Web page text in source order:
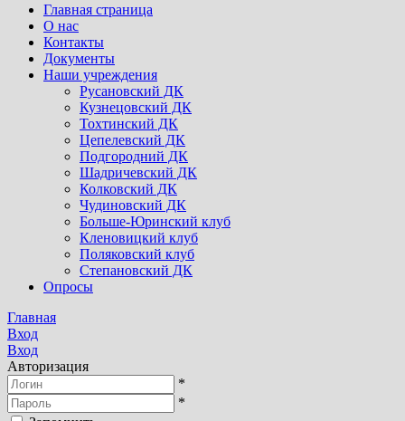
Главная страница
О нас
Контакты
Документы
Наши учреждения
Русановский ДК
Кузнецовский ДК
Тохтинский ДК
Цепелевский ДК
Подгородний ДК
Шадричевский ДК
Колковский ДК
Чудиновский ДК
Больше-Юринский клуб
Кленовицкий клуб
Поляковский клуб
Степановский ДК
Опросы
Главная
Вход
Вход
Авторизация
*
*